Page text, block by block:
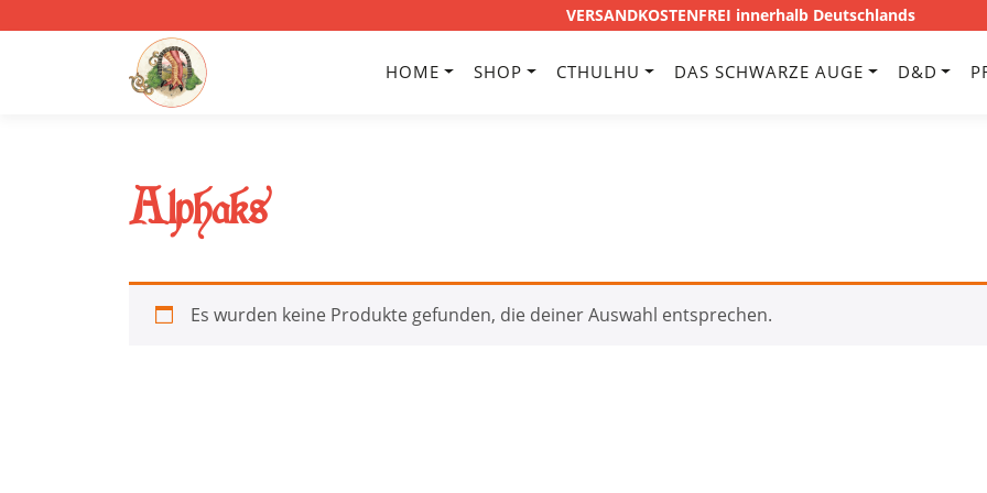
VERSANDKOSTENFREI innerhalb Deutschlands
HOME SHOP CTHULHU DAS SCHWARZE AUGE D&D
Alphaks
Es wurden keine Produkte gefunden, die deiner Auswahl entsprechen.